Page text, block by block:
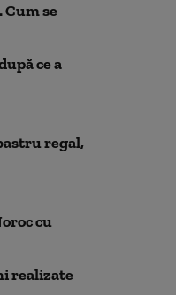
se
ce a
regal,
cu
realizate